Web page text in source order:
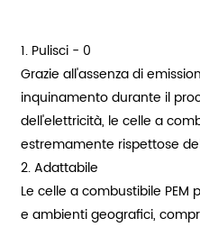
1. Pulisci - 0
Grazie all'assenza di
inquinamento durante il
dell'elettricità, le celle a
estremamente rispettose
2. Adattabile
Le celle a combustibile
e ambienti geografici,